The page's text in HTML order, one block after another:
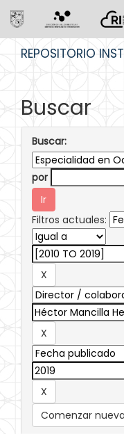
REPOSITORIO
Buscar
Buscar:
por
Filtros actuales:
Comenzar